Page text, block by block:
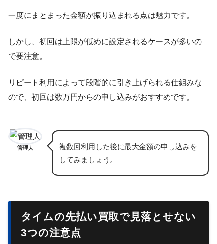
一度にまとまった金額が振り込まれる点は魅力です。
しかし、初回は上限が低めに設定されるケースが多いの
で要注意。
リピート利用によって段階的に引き上げられる仕組みな
ので、初回は数万円からの申し込みがおすすめです。
管理人
複数回利用した後に最大金額の申し込みを
してみましょう。
タイムの先払い買取で見落とせない
3つの注意点